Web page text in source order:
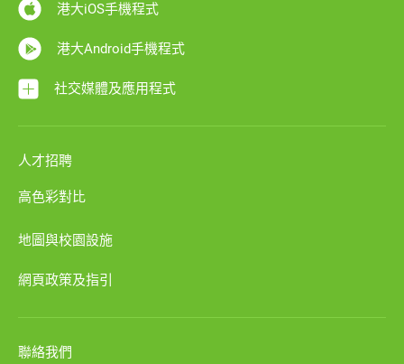
港大iOS手機程式
港大Android手機程式
社交媒體及應用程式
人才招聘
高色彩對比
地圖與校園設施
網頁政策及指引
聯絡我們